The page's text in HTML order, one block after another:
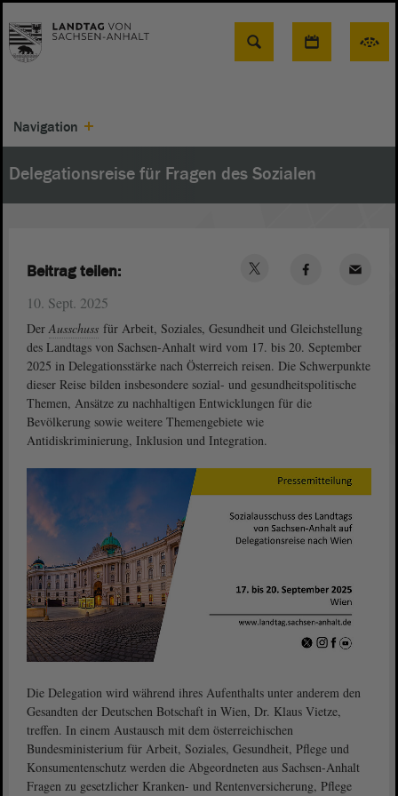
Suche
Navigation
Delegationsreise für Fragen des Sozialen
10. Sept. 2025
DerAusschuss für Arbeit, Soziales, Gesundheit und Gleichstellung
des Landtags von Sachsen-Anhalt wird vom 17. bis 20. September
2025 in Delegationsstärke nach Österreich reisen. Die Schwerpunkte
dieser Reise bilden insbesondere sozial- und gesundheitspolitische
Themen, Ansätze zu nachhaltigen Entwicklungen für die
Bevölkerung sowie weitere Themengebiete wie
Antidiskriminierung, Inklusion und Integration.
Die Delegation wird während ihres Aufenthalts unter anderem den
Gesandten der Deutschen Botschaft in Wien, Dr. Klaus Vietze,
treffen. In einem Austausch mit dem österreichischen
Bundesministerium für Arbeit, Soziales, Gesundheit, Pflege und
Konsumentenschutz werden die Abgeordneten aus Sachsen-Anhalt
Fragen zu gesetzlicher Kranken- und Rentenversicherung, Pflege
Beitrag teilen: